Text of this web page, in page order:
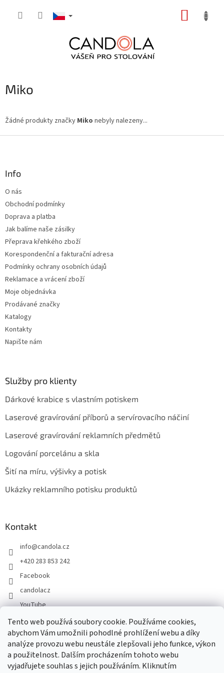
Tento web používá soubory cookie. Používáme cookies,
abychom Vám umožnili pohodlné prohlížení webu a díky
analýze provozu webu neustále zlepšovali jeho funkce, výkon
a použitelnost. Dalším procházením tohoto webu
vyjadřujete souhlas s jejich používáním. Kliknutím
Miko
Žádné produkty značky Miko nebyly nalezeny...
Info
O nás
Obchodní podmínky
Doprava a platba
Jak balíme naše zásilky
Přeprava křehkého zboží
Korespondenční a fakturační adresa
Podmínky ochrany osobních údajů
Reklamace a vrácení zboží
Moje objednávka
Prodávané značky
Katalogy
Kontakty
Napište nám
Služby pro klienty
Dárkové krabice s vlastním potiskem
Laserové gravírování příborů a servírovacího náčiní
Laserové gravírování reklamních předmětů
Logování porcelánu a skla
Šití na míru, výšivky a potisk
Ukázky reklamního potisku produktů
Kontakt
info@candola.cz
+420 283 853 242
Facebook
candolacz
YouTube
Přijímáme online platby